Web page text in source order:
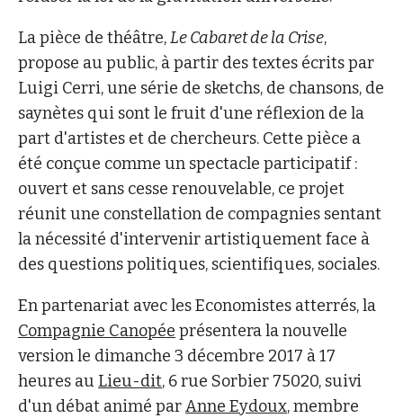
La pièce de théâtre,Le Cabaret de la Crise,
propose au public, à partir des textes écrits par
Luigi Cerri, une série de sketchs, de chansons, de
saynètes qui sont le fruit d'une réflexion de la
part d'artistes et de chercheurs. Cette pièce a
été conçue comme un spectacle participatif :
ouvert et sans cesse renouvelable, ce projet
réunit une constellation de compagnies sentant
la nécessité d'intervenir artistiquement face à
des questions politiques, scientifiques, sociales.
En partenariat avec les Economistes atterrés, la
Compagnie Canopée présentera la nouvelle
version le dimanche 3 décembre 2017 à 17
heures au Lieu-dit, 6 rue Sorbier 75020, suivi
d'un débat animé parAnne Eydoux, membre